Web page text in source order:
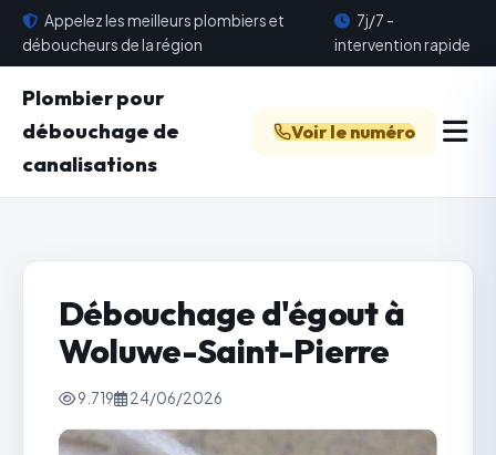
Appelez les meilleurs plombiers et
déboucheurs de la région
7j/7 -
intervention rapide
Plombier pour
débouchage de
canalisations
Voir le numéro
Débouchage d'égout à
Woluwe-Saint-Pierre
9.719 24/06/2026